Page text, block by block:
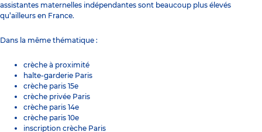
assistantes maternelles indépendantes sont beaucoup plus élevés
qu’ailleurs en France.
Dans la même thématique :
crèche à proximité
halte-garderie Paris
crèche paris 15e
crèche privée Paris
crèche paris 14e
crèche paris 10e
inscription crèche Paris